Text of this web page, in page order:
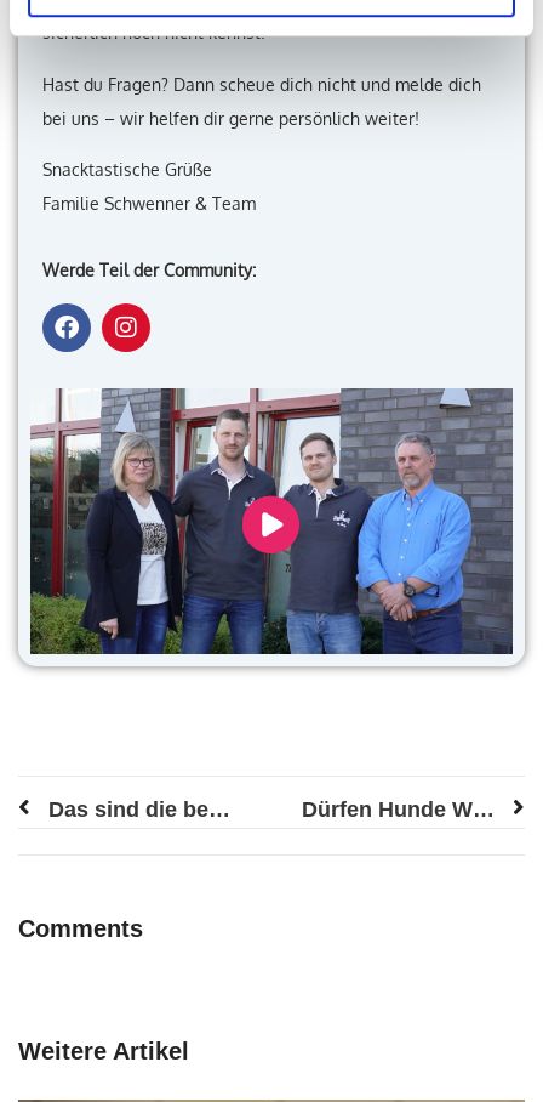
sicherlich noch nicht kennst!
Hast du Fragen? Dann scheue dich nicht und melde dich
bei uns – wir helfen dir gerne persönlich weiter!
Snacktastische Grüße
Familie Schwenner & Team
Werde Teil der Community:
Das sind die besten Kauartikel für Malteser Dürfen Hunde Weihnachtsplätzchen essen?
Comments
Weitere Artikel